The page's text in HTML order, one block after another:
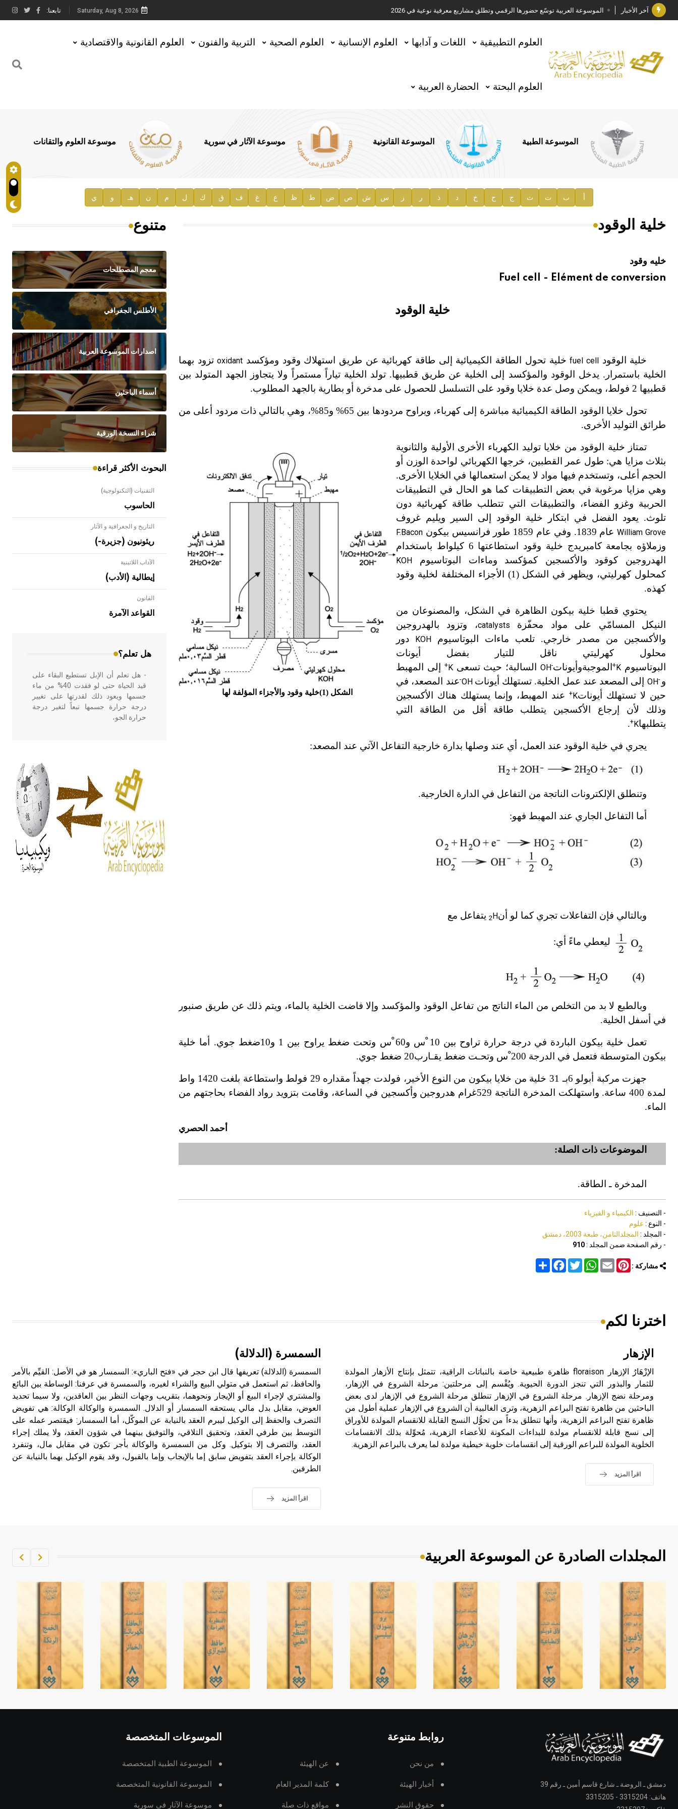
آخر الأخبار الموسوعة العربية توسّع حضورها الرقمي وتطلق مشاريع معرفية نوعية في 2026
جائزة مجمع الملك سلمان العالمي للغة العربية 2025
الأستاذ إياد خالد الطباع مدير عام لهيئة الموسوعة العربية
السيد محمد ياسين صالح وزيرا للثقافة
توصيات مجلس الإدارة
صدور المجلد السابع من موسوعة الآثار في سورية
إعلان..
هيئة الموسوعة العربية تطلق موسوعات جديدة في عام 2026
Saturday, Aug 8, 2026 تابعنا:
العلوم التطبيقية اللغات و آدابها العلوم الإنسانية العلوم الصحية التربية والفنون العلوم القانونية والاقتصادية
العلوم البحتة الحضارة العربية
الموسوعة الطبية الموسوعة القانونية موسوعة الآثار في سورية موسوعة العلوم والتقانات
أ ب ت ث ج ح خ د ذ ر ز س ش ص ض ط ظ ع غ ف ق ك ل م ن هـ و ي
خلية الوقود
خليه وقود
Fuel cell - Elément de conversion
خلية الوقود
خلية الوقودfuel cellخلية تحول الطاقة الكيميائية إلى طاقة كهربائية عن طريق استهلاك وقود ومؤكسد oxidantتزود بهما
الخلية باستمرار. يدخل الوقود والمؤكسد إلى الخلية عن طريق قطبيها. تولد الخلية تياراً مستمراً ولا يتجاوز الجهد المتولد بين
قطبيها 2 فولط، ويمكن وصل عدة خلايا وقود على التسلسل للحصول على مدخرة أو بطارية بالجهد المطلوب.
تحول خلايا الوقود الطاقة الكيميائية مباشرة إلى كهرباء، ويراوح مردودها بين 65% و85%، وهي بالتالي ذات مردود أعلى من
طرائق التوليد الأخرى.
الشكل (1) خلية وقود والأجزاء المؤلفة لها
تمتاز خلية الوقود من خلايا توليد الكهرباء الأخرى الأولية والثانوية
بثلاث مزايا هي: طول عمر القطبين، خرجها الكهربائي لواحدة الوزن أو
الحجم أعلى، وتستخدم فيها مواد لا يمكن استعمالها في الخلايا الأخرى.
وهي مزايا مرغوبة في بعض التطبيقات كما هو الحال في التطبيقات
الحربية وغزو الفضاء، والتطبيقات التي تتطلب طاقة كهربائية دون
تلوث. يعود الفضل في ابتكار خلية الوقود إلى السير ويليم غروف
William Groveعام 1839. وفي عام 1859 طور فرانسيس بيكون F.Bacon
وزملاؤه بجامعة كامبريدج خلية وقود استطاعتها 6 كيلواط باستخدام
الهدروجين كوقود والأكسجين كمؤكسد وماءات البوتاسيوم KOH
كمحلول كهرليتي، ويظهر في الشكل (1) الأجزاء المختلفة لخلية وقود
كهذه.
يحتوي قطبا خلية بيكون الظاهرة في الشكل، والمصنوعان من
النيكل المسامّي على مواد محفّزة catalysts، وتزود بالهدروجين
والأكسجين من مصدر خارجي. تلعب ماءات البوتاسيوم KOH
دور
محلول كهرليتي ناقل للتيار بفضل أيونات
البوتاسيوم K
+الموجبةوأيونات OH- السالبة؛ حيث تسعىK
+
إلى المهبط
و OH- إلى المصعد عند عمل الخلية. تستهلك أيونات OH
-عند المصعد، في
حين لا تستهلك أيوناتK
+ عند المهبط، وإنما يستهلك هناك الأكسجين
وذلك لأن إرجاع الأكسجين يتطلب طاقة أقل من الطاقة التي
يتطلبهاK
+
.
يجري في خلية الوقود عند العمل، أي عند وصلها بدارة خارجية التفاعل الآتي عند المصعد:
وتنطلق الإلكترونات الناتجة من التفاعل في الدارة الخارجية.
أما التفاعل الجاري عند المهبط فهو:
وبالتالي فإن التفاعلات تجري كما لو أنH
2يتفاعل مع
ليعطي ماءً أي:
وبالطبع لا بد من التخلص من الماء الناتج من تفاعل الوقود والمؤكسد وإلا فاضت الخلية بالماء، ويتم ذلك عن طريق صنبور
في أسفل الخلية.
تعمل خلية بيكون الباردة في درجة حرارة تراوح بين 10 ْس و60 ْس وتحت ضغط يراوح بين 1 و10
ضغط جوي. أما خلية
بيكون المتوسطة فتعمل في الدرجة 200 ْس وتحـت ضغط يقـارب
20 ضغط جوي.
جهزت مركبة أبولو 6
بـ 31 خلية من خلايا بيكون من النوع الأخير، فولدت جهداً مقداره 29 فولط واستطاعة بلغت 1420 واط
لمدة 400 ساعة. واستهلكت المدخرة الناتجة 529غرام هدروجين وأكسجين في الساعة، وقامت بتزويد رواد الفضاء بحاجتهم من
الماء.
أحمد الحصري
الموضوعات ذات الصلة:
المدخرة ـ الطاقة.
- التصنيف : الكيمياء و الفيزياء
- النوع : علوم
- المجلد : المجلدالثامن، طبعة 2003، دمشق
- رقم الصفحة ضمن المجلد :910
مشاركة : Share
FacebookTwitter
WhatsAppEmail
Pinterest
متنوع
معجم المصطلحات
الأطلس الجغرافي
اصدارات الموسوعة العربية
أسماء الباحثين
شراء النسخة الورقية
البحوث الأكثر قراءة
التقنيات (التكنولوجية)
الحاسوب
التاريخ و الجغرافية و الآثار
ريئونيون (جزيرة-)
الآداب اللاتينية
إيطالية (الأدب)
القانون
القواعد الآمرة
هل تعلم؟
- هل تعلم أن الأبلق نوع من الفنون
الهندسية التي ارتبطت بالعمارة الإسلامية
في بلاد الشام ومصر خاصة، حيث يحرص
- هل تعلم أن الإبل تستطيع البقاء على
قيد الحياة حتى لو فقدت 40% من ماء
جسمها ويعود ذلك لقدرتها على تغيير
درجة حرارة جسمها تبعاً لتغير درجة
حرارة الجو،
أربعة مؤلفات هي: الحكم، الأدلة، تنظيم
التغذية، ورسالته في جروح الرأس.
ويعود له الفضل بأنه حرر الطب من
الدين والفلسفة.
- هل تعلم أن المرجان إفراز حيواني
يتكون في البحر ويتركب من مادة
كربونات الكلسيوم، وهو أحمر أو شديد
الحمرة وهو أجود أنواعه، ويمتاز بكبر
الحجم ويسمى الش
اخترنا لكم
الإزهار
الإزْهَارُ الإزهار floraison ظاهرة طبيعية خاصة بالنباتات الراقية، تتمثل بإنتاج الأزهار المولدة
للثمار والبذور التي تنجز الدورة الحيوية. ويُقْسم إلى مرحلتين: مرحلة الشروع في الإزهار،
ومرحلة نضج الإزهار. مرحلة الشروع في الإزهار تنطلق مرحلة الشروع في الإزهار لدى بعض
الباحثين من ظاهرة تفتح البراعم الزهرية، وترى الغالبية أن الشروع في الإزهار عملية أطول من
ظاهرة تفتح البراعم الزهرية، وأنها تنطلق بدءاً من تحوُّل النسج القابلة للانقسام المولدة للأوراق
إلى نسج قابلة للانقسام مولدة للبداءات المكونة للأعضاء الزهرية، مُحوِّلة بذلك الانقسامات
الخلوية المولدة للبراعم الورقية إلى انقسامات خلوية خيطية مولدة لما يعرف بالبراعم الزهرية.
اقرأ المزيد
السمسرة (الدلالة)
السمسرة (الدلالة) تعريفها قال ابن حجر في «فتح الباري»: السمسار هو في الأصل: القيِّم بالأمر
والحافظ، ثم استعمل في متولي البيع والشراء لغيره، والسمسرة في عرفنا: الوساطة بين البائع
والمشتري لإجراء البيع أو الإيجار ونحوهما، بتقريب وجهات النظر بين العاقدين، ولا سيما تحديد
العوض، مقابل بدل مالي يستحقه السمسار أو الدلال. السمسرة والوكالة الوكالة: هي تفويض
التصرف والحفظ إلى الوكيل ليبرم العقد بالنيابة عن الموكّل، أما السمسار: فيقتصر عمله على
التوسط بين طرفي العقد، وتحقيق التلاقي، والتوفيق بينهما في شؤون العقد، ولا يملك إجراء
العقد، والتصرف إلا بتوكيل. وكل من السمسرة والوكالة بأجر تكون في مقابل مال، وتنفرد
الوكالة بإجراء العقد بتفويض سابق إما بالإيجاب وإما بالقبول، وقد يقوم الوكيل بهما بالنيابة عن
الطرفين.
اقرأ المزيد
المجلدات الصادرة عن الموسوعة العربية
دمشق ـ الروضة ـ شارع قاسم أمين ـ رقم 39
هاتف: 3315204 - 3315205
روابط متنوعة
من نحن عن الهيئة
أخبار الهيئة كلمة المدير العام
حقوق النشر مواقع ذات صلة
الموسوعات المتخصصة
الموسوعة الطبية المتخصصة
الموسوعة القانونية المتخصصة
موسوعة الآثار في سورية